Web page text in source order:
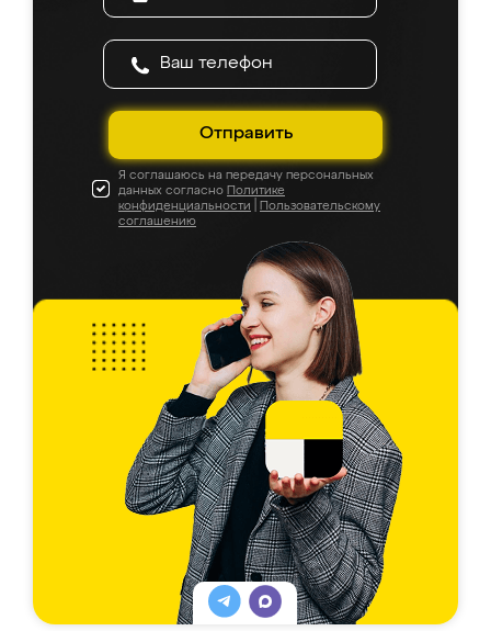
Отправить
Я соглашаюсь на передачу персональных
данных согласно Политике
конфиденциальности
Пользовательскому
соглашению